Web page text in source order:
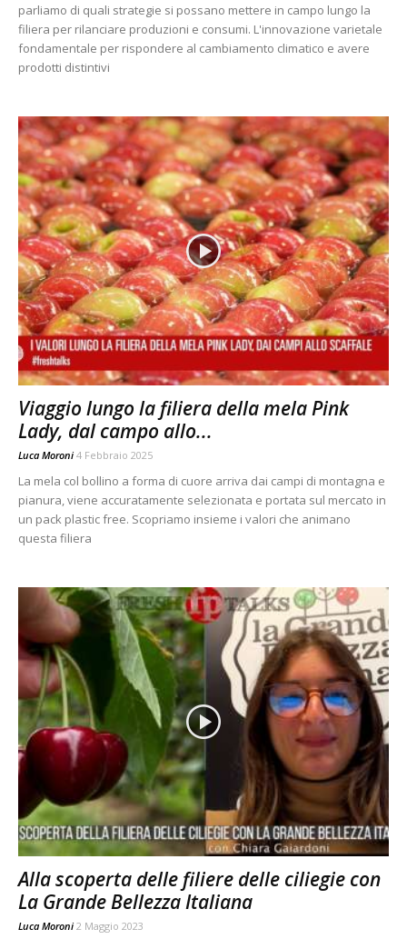
parliamo di quali strategie si possano mettere in campo lungo la
filiera per rilanciare produzioni e consumi. L'innovazione varietale
fondamentale per rispondere al cambiamento climatico e avere
prodotti distintivi
Viaggio lungo la filiera della mela Pink
Lady, dal campo allo...
Luca Moroni 4 Febbraio 2025
La mela col bollino a forma di cuore arriva dai campi di montagna e
pianura, viene accuratamente selezionata e portata sul mercato in
un pack plastic free. Scopriamo insieme i valori che animano
questa filiera
Alla scoperta delle filiere delle ciliegie con
La Grande Bellezza Italiana
Luca Moroni 2 Maggio 2023